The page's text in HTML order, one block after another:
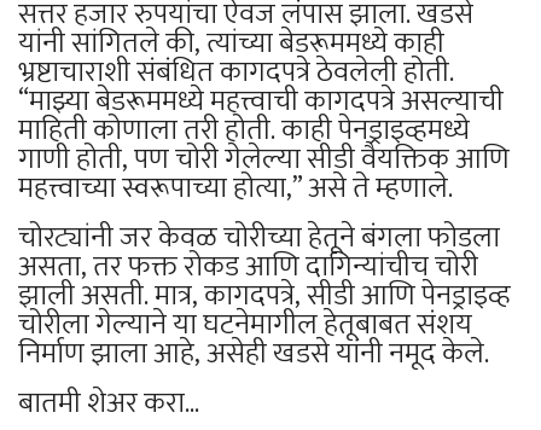
सत्तर हजार रुपयांचा ऐवज लंपास झाला. खडसे
यांनी सांगितले की, त्यांच्या बेडरूममध्ये काही
भ्रष्टाचाराशी संबंधित कागदपत्रे ठेवलेली होती.
“माझ्या बेडरूममध्ये महत्त्वाची कागदपत्रे असल्याची
माहिती कोणाला तरी होती. काही पेनड्राइव्हमध्ये
गाणी होती, पण चोरी गेलेल्या सीडी वैयक्तिक आणि
महत्त्वाच्या स्वरूपाच्या होत्या,” असे ते म्हणाले.
चोरट्यांनी जर केवळ चोरीच्या हेतूने बंगला फोडला
असता, तर फक्त रोकड आणि दागिन्यांचीच चोरी
झाली असती. मात्र, कागदपत्रे, सीडी आणि पेनड्राइव्ह
चोरीला गेल्याने या घटनेमागील हेतूबाबत संशय
निर्माण झाला आहे, असेही खडसे यांनी नमूद केले.
बातमी शेअर करा...